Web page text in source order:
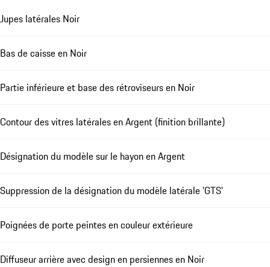
Jupes latérales Noir
Bas de caisse en Noir
Partie inférieure et base des rétroviseurs en Noir
Contour des vitres latérales en Argent (finition brillante)
Désignation du modèle sur le hayon en Argent
Suppression de la désignation du modèle latérale 'GTS'
Poignées de porte peintes en couleur extérieure
Diffuseur arrière avec design en persiennes en Noir